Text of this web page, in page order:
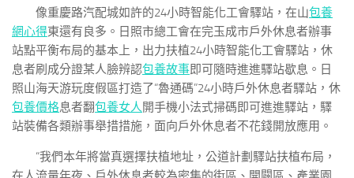
像重慶路汽配城如許的24小時智能化工會驛站，在山包養
網心得東還有良多。日照市總工會在完玉成市戶外休息者辦事
站點平衡布局的基本上，出力扶植24小時智能化工會驛站，休
息者刷成分證某人臉辨認包養故事即可隨時進進驛站歇息。日
照山海天游玩度假區打造了“魯通碼”24小時戶外休息者驛站，休
包養價格息者翻包養女人開手機小法式掃碼即可進進驛站，驛
站裝備各類辦事舉措措施，面向戶外休息者不花錢開放應用。
“我們本年將當真選擇扶植地址，公道計劃驛站扶植布局，